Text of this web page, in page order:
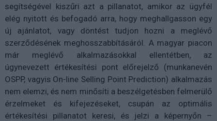
segítségével kiszűri azt a pillanatot, amikor az ügyfél
elég nyitott és befogadó arra, hogy meghallgasson egy
új ajánlatot, vagy döntést tudjon hozni a meglévő
szerződésének meghosszabbításáról. A magyar piacon
már meglévő alkalmazásokkal ellentétben, az
úgynevezett értékesítési pont előrejelző (munkanevén
OSPP, vagyis On-line Selling Point Prediction) alkalmazás
nem elemzi, és nem minősíti a beszélgetésben felmerülő
érzelmeket és kifejezéseket, csupán az optimális
értékesítési pillanatot keresi, és jelzi a képernyőn –